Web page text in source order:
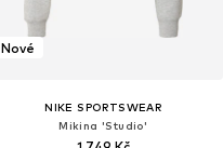
Nové
NIKE SPORTSWEAR
Mikina 'Studio'